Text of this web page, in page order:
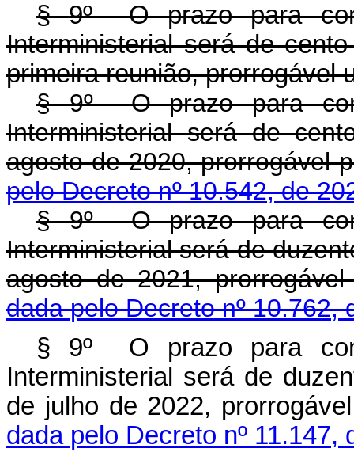
§ 9º O prazo para
Interministerial será de
primeira reunião, prorrogável
§ 9º O prazo para
Interministerial será de
agosto de 2020,
pelo Decreto nº 10.542, de
§ 9º O prazo para
Interministerial será de
agosto de 2021,
dada pelo Decreto nº 10.762,
§ 9º O prazo para
Interministerial será de
de julho de 2022,
dada pelo Decreto nº 11.147,